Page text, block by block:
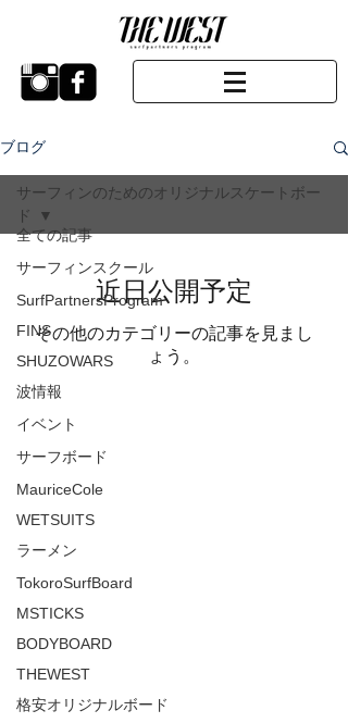
ブログ
全ての記事
サーフィンスクール
SurfPartnersProgram
FINS
SHUZOWARS
波情報
イベント
サーフボード
MauriceCole
WETSUITS
ラーメン
TokoroSurfBoard
MSTICKS
BODYBOARD
THEWEST
格安オリジナルボード
サーフィンのためのオリジナルスケートボー
ド
近日公開予定
その他のカテゴリーの記事を見まし
ょう。